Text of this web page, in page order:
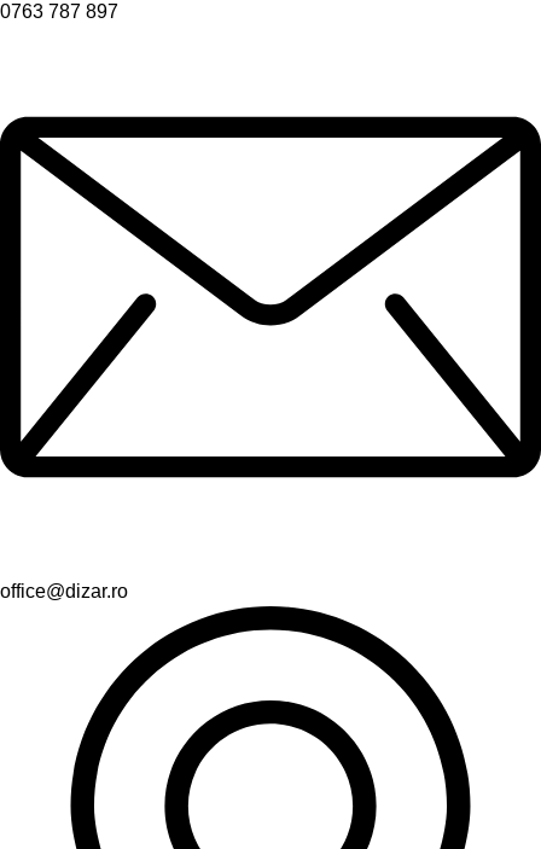
0763 787 897
office@dizar.ro